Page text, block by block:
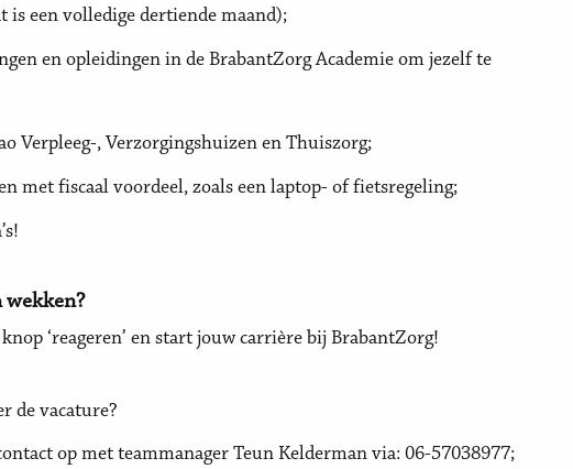
is een volledige dertiende maand);
en opleidingen in de BrabantZorg Academie om jezelf te
Verpleeg-, Verzorgingshuizen en Thuiszorg;
met fiscaal voordeel, zoals een laptop- of fietsregeling;
wekken?
‘reageren’ en start jouw carrière bij BrabantZorg!
de vacature?
op met teammanager Teun Kelderman via: 06-57038977;